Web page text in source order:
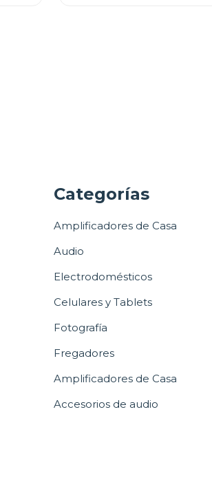
Categorías
Amplificadores de Casa
Audio
Electrodomésticos
Celulares y Tablets
Fotografía
Fregadores
Amplificadores de Casa
Accesorios de audio